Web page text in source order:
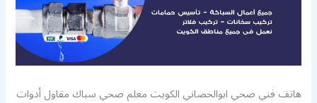
هاتف فني صحي ابوالحصاني الكويت معلم صحي سباك مقاول أدوات